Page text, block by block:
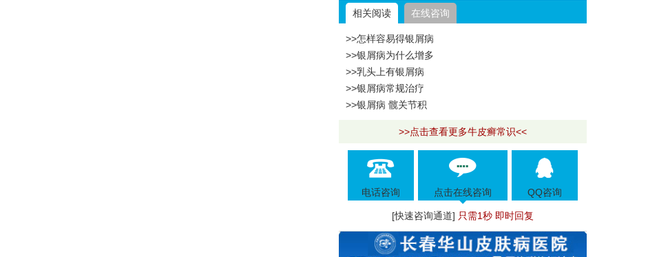
相关阅读 在线咨询
>>怎样容易得银屑病
>>银屑病为什么增多
>>乳头上有银屑病
>>银屑病常规治疗
>>银屑病 髋关节积
>>点击查看更多牛皮癣常识<<
电话咨询 点击在线咨询 QQ咨询
[快速咨询通道] 只需1秒 即时回复